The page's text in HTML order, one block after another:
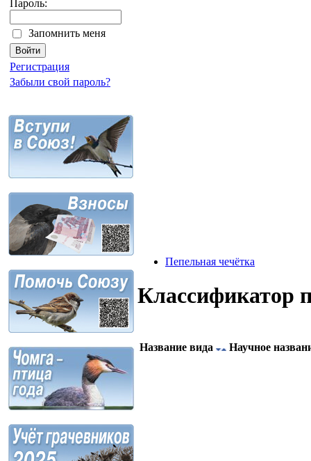
Пароль:
Запомнить меня
Регистрация
Забыли свой пароль?
Пепельная чечётка
Классификатор
Название вида Научное